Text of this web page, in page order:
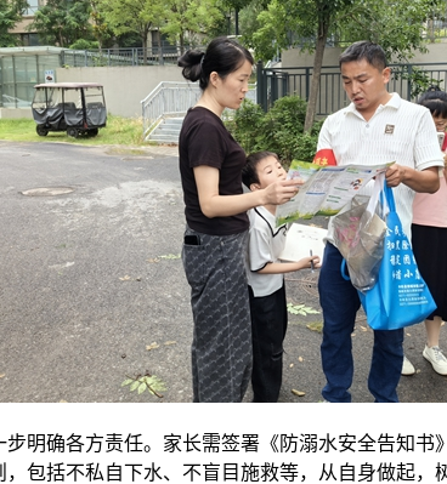
明确各方责任。家长需签署《防溺水安全告知
包括不私自下水、不盲目施救等，从自身做起